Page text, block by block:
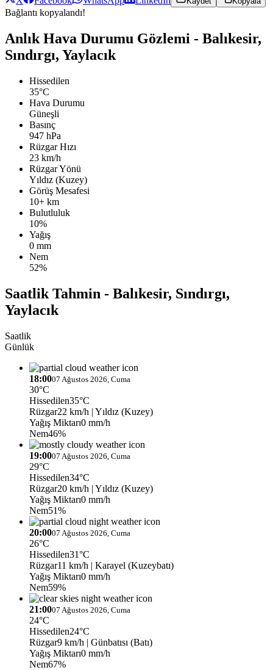
Bağlantı kopyalandı!
Anlık Hava Durumu Gözlemi - Balıkesir,
Sındırgı, Yaylacık
Hissedilen
35°C
Hava Durumu
Güneşli
Basınç
947 hPa
Rüzgar Hızı
23 km/h
Rüzgar Yönü
Yıldız (Kuzey)
Görüş Mesafesi
10+ km
Bulutluluk
10%
Yağış
0 mm
Nem
52%
Saatlik Tahmin - Balıkesir, Sındırgı,
Yaylacık
Saatlik
Günlük
18:0007 Ağustos 2026, Cuma
30°C
Hissedilen35°C
Rüzgar22 km/h | Yıldız (Kuzey)
Yağış Miktarı0 mm/h
Nem46%
19:0007 Ağustos 2026, Cuma
29°C
Hissedilen34°C
Rüzgar20 km/h | Yıldız (Kuzey)
Yağış Miktarı0 mm/h
Nem51%
20:0007 Ağustos 2026, Cuma
26°C
Hissedilen31°C
Rüzgar11 km/h | Karayel (Kuzeybatı)
Yağış Miktarı0 mm/h
Nem59%
21:0007 Ağustos 2026, Cuma
24°C
Hissedilen24°C
Rüzgar9 km/h | Günbatısı (Batı)
Yağış Miktarı0 mm/h
Nem67%